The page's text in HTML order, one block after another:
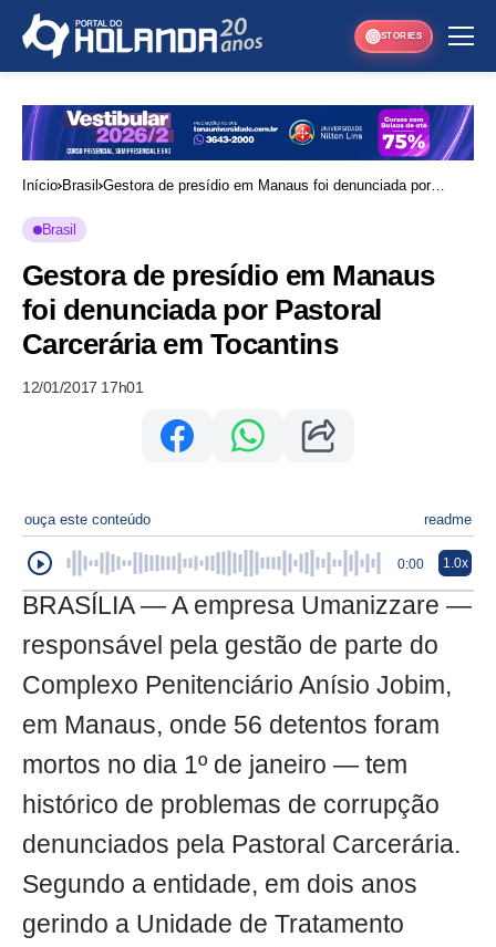
STORIES
Início Brasil Gestora de presídio em Manaus foi denunciada por
Brasil
Gestora de presídio em Manaus
foi denunciada por Pastoral
Carcerária em Tocantins
12/01/2017 17h01
ouça este conteúdo readme
0:00 1.0x
BRASÍLIA — A empresa Umanizzare —
responsável pela gestão de parte do
Complexo Penitenciário Anísio Jobim,
em Manaus, onde 56 detentos foram
mortos no dia 1º de janeiro — tem
histórico de problemas de corrupção
denunciados pela Pastoral Carcerária.
Segundo a entidade, em dois anos
gerindo a Unidade de Tratamento